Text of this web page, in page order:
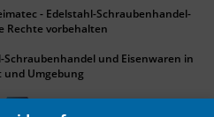
- Edelstahl-Schraubenhandel-
Rechte vorbehalten
und Eisenwaren in
und Umgebung